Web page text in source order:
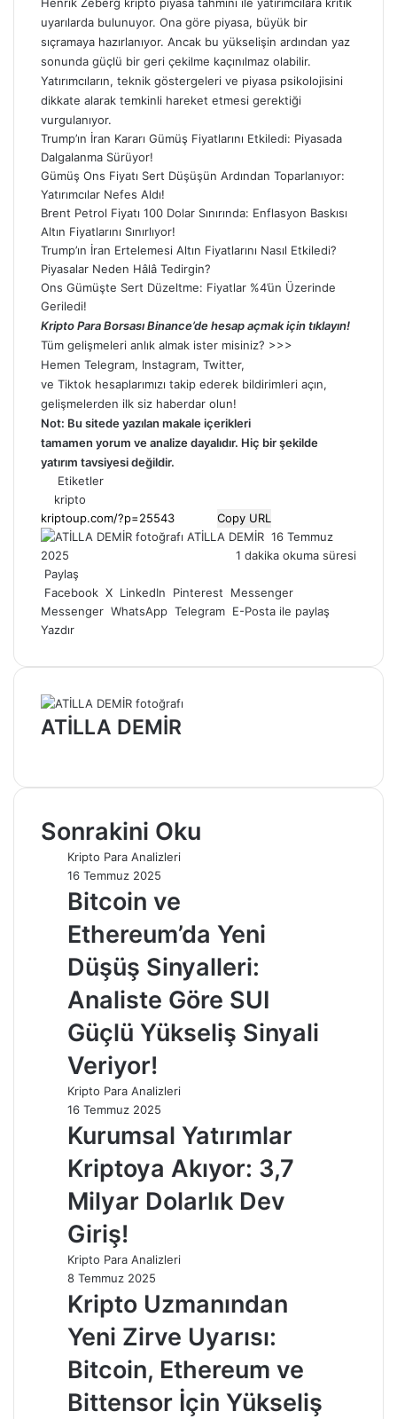
uyarılarda bulunuyor. Ona göre piyasa, büyük bir
sıçramaya hazırlanıyor. Ancak bu yükselişin ardından yaz
sonunda güçlü bir geri çekilme kaçınılmaz olabilir.
Yatırımcıların, teknik göstergeleri ve piyasa psikolojisini
dikkate alarak temkinli hareket etmesi gerektiği
vurgulanıyor.
Trump’ın İran Kararı Gümüş Fiyatlarını Etkiledi: Piyasada
Dalgalanma Sürüyor!
Gümüş Ons Fiyatı Sert Düşüşün Ardından Toparlanıyor:
Yatırımcılar Nefes Aldı!
Brent Petrol Fiyatı 100 Dolar Sınırında: Enflasyon Baskısı
Altın Fiyatlarını Sınırlıyor!
Trump’ın İran Ertelemesi Altın Fiyatlarını Nasıl Etkiledi?
Piyasalar Neden Hâlâ Tedirgin?
Ons Gümüşte Sert Düzeltme: Fiyatlar %4’ün Üzerinde
Geriledi!
Kripto Para Borsası Binance’de hesap açmak için tıklayın!
Tüm gelişmeleri anlık almak ister misiniz? >>>
Hemen Telegram, Instagram, Twitter,
ve Tiktok hesaplarımızı takip ederek bildirimleri açın,
gelişmelerden ilk siz haberdar olun!
Not: Bu sitede yazılan makale içerikleri
tamamen yorum ve analize dayalıdır. Hiç bir şekilde
yatırım tavsiyesi değildir.
Etiketler
kripto
Copy URL
ATİLLA DEMİR Bir
e-
göndermek
16 Temmuz
2025
1 dakika okuma süresi
Paylaş
Facebook X LinkedIn Pinterest
Messenger
Messenger WhatsApp Telegram E-Posta ile paylaş
Yazdır
ATİLLA DEMİR
Sonrakini Oku
Kripto Para Analizleri
16 Temmuz 2025
Bitcoin ve
Ethereum’da Yeni
Düşüş Sinyalleri:
Analiste Göre SUI
Güçlü Yükseliş Sinyali
Veriyor!
Kripto Para Analizleri
16 Temmuz 2025
Kurumsal Yatırımlar
Kriptoya Akıyor: 3,7
Milyar Dolarlık Dev
Giriş!
Kripto Para Analizleri
8 Temmuz 2025
Kripto Uzmanından
Yeni Zirve Uyarısı:
Bitcoin, Ethereum ve
Bittensor İçin Yükseliş